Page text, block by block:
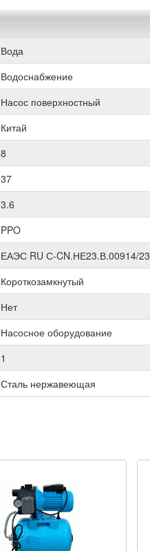
Вода
Водоснабжение
Насос поверхностный
Китай
8
37
3.6
PPO
ЕАЭС RU С-CN.НЕ23.В.00914/23
Короткозамкнутый
Нет
Насосное оборудование
1
Сталь нержавеющая